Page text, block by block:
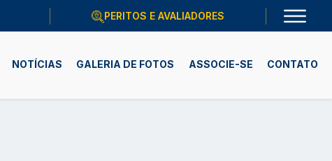
PERITOS E AVALIADORES
NOTÍCIAS GALERIA DE FOTOS ASSOCIE-SE CONTATO